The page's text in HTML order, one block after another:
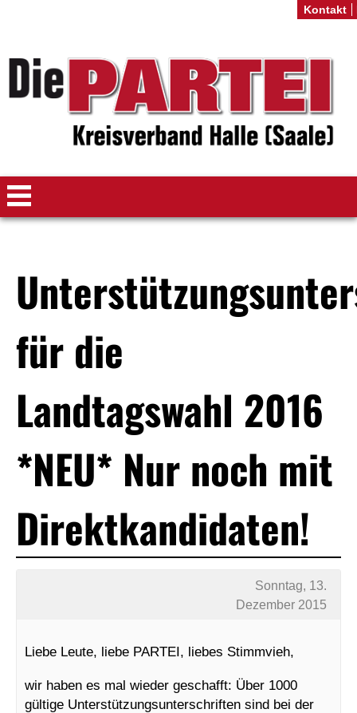
für die
Landtagswahl 2016
*NEU* Nur noch mit
Direktkandidaten!
Sonntag, 13.
Dezember 2015
Liebe Leute, liebe PARTEI, liebes Stimmvieh,
wir haben es mal wieder geschafft: Über 1000
gültige Unterstützungsunterschriften sind bei der
Kontakt